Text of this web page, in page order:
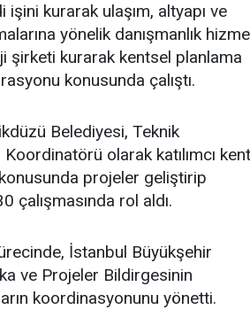
işini kurarak ulaşım, altyapı ve
yönelik danışmanlık
şirketi kurarak kentsel planlama
konusunda çalıştı.
Belediyesi, Teknik
olarak katılımcı kent
projeler geliştirip
çalışmasında rol aldı.
İstanbul Büyükşehir
ve Projeler Bildirgesinin
koordinasyonunu yönetti.